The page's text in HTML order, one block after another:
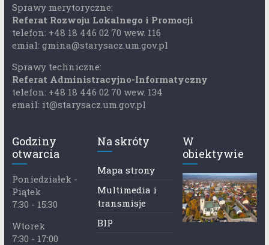
Sprawy merytoryczne:
Referat Rozwoju Lokalnego i Promocji
telefon: +48 18 446 02 70 wew. 116
emial: gmina@starysacz.um.gov.pl
Sprawy techniczne:
Referat Administracyjno-Informatyczny
telefon: +48 18 446 02 70 wew. 134
email: it@starysacz.um.gov.pl
Godziny
otwarcia
Poniedziałek -
Piątek
7:30 - 15:30
Wtorek
7:30 - 17:00
Na skróty
Mapa strony
Multimedia i
transmisje
BIP
W
obiektywie